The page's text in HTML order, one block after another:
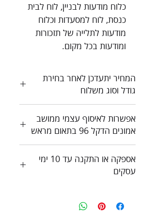
כלוח מודעות לבניין, לוח לבית
כנסת, לוח למסעדות וכלוח
מודעות לתלייה של תזכורות
ומודעות בכל מקום.
המחיר יתעדכן לאחר בחירת
גודל וסוג משלוח
צור קשר לקבלת הצעת מחיר
אפשרות לאיסוף עצמי ממושב
אמונים הדקל 96 בתאום מראש
אספקה או התקנה עד 10 ימי
עסקים